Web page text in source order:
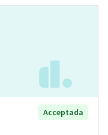
Acceptada